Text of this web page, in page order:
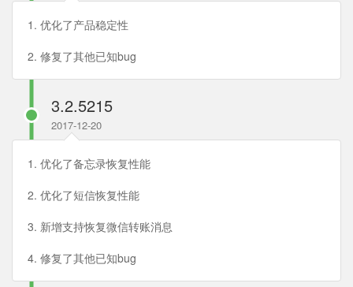
1. 优化了产品稳定性
2. 修复了其他已知bug
3.2.5215
2017-12-20
1. 优化了备忘录恢复性能
2. 优化了短信恢复性能
3. 新增支持恢复微信转账消息
4. 修复了其他已知bug